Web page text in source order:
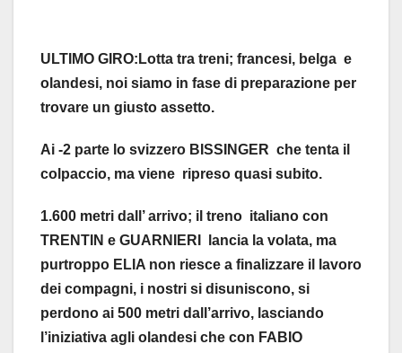
ULTIMO GIRO:Lotta tra treni; francesi, belga e
olandesi, noi siamo in fase di preparazione per
trovare un giusto assetto.
Ai -2 parte lo svizzero BISSINGER che tenta il
colpaccio, ma viene ripreso quasi subito.
1.600 metri dall’ arrivo; il treno italiano con
TRENTIN e GUARNIERI lancia la volata, ma
purtroppo ELIA non riesce a finalizzare il lavoro
dei compagni, i nostri si disuniscono, si
perdono ai 500 metri dall’arrivo, lasciando
l’iniziativa agli olandesi che con FABIO